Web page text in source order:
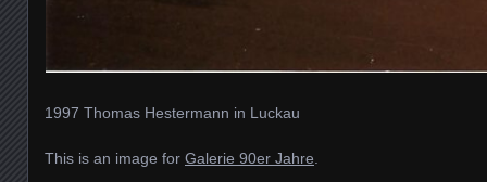
1997 Thomas Hestermann in Luckau
This is an image for Galerie 90er Jahre